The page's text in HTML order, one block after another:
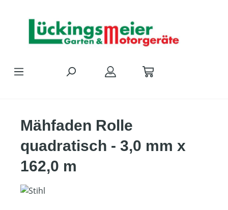
Mähfaden Rolle
quadratisch - 3,0 mm x
162,0 m